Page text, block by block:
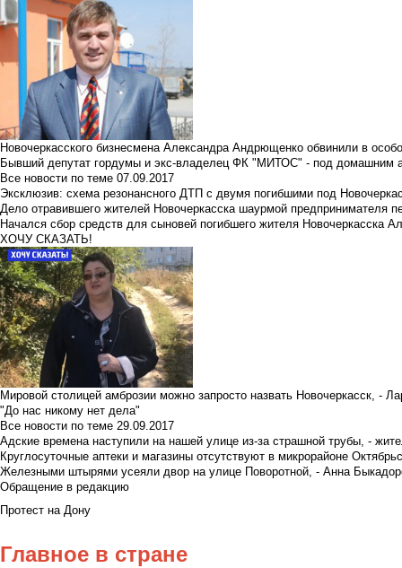
Новочеркасского бизнесмена Александра Андрющенко обвинили в
Бывший депутат гордумы и экс-владелец ФК "МИТОС" - под домашним
Все новости по теме 07.09.2017
Эксклюзив: схема резонансного ДТП с двумя погибшими под
Дело отравившего жителей Новочеркасска шаурмой предпринимателя
Начался сбор средств для сыновей погибшего жителя Новочеркасска
ХОЧУ СКАЗАТЬ!
Мировой столицей амброзии можно запросто назвать Новочеркасск, -
"До нас никому нет дела"
Все новости по теме 29.09.2017
Адские времена наступили на нашей улице из-за страшной трубы, -
Круглосуточные аптеки и магазины отсутствуют в микрорайоне
Железными штырями усеяли двор на улице Поворотной, - Анна
Обращение в редакцию
Протест на Дону
Главное в стране